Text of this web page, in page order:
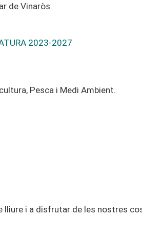
de Vinaròs.
2023-2027
Pesca i Medi Ambient.
i a disfrutar de les nostres